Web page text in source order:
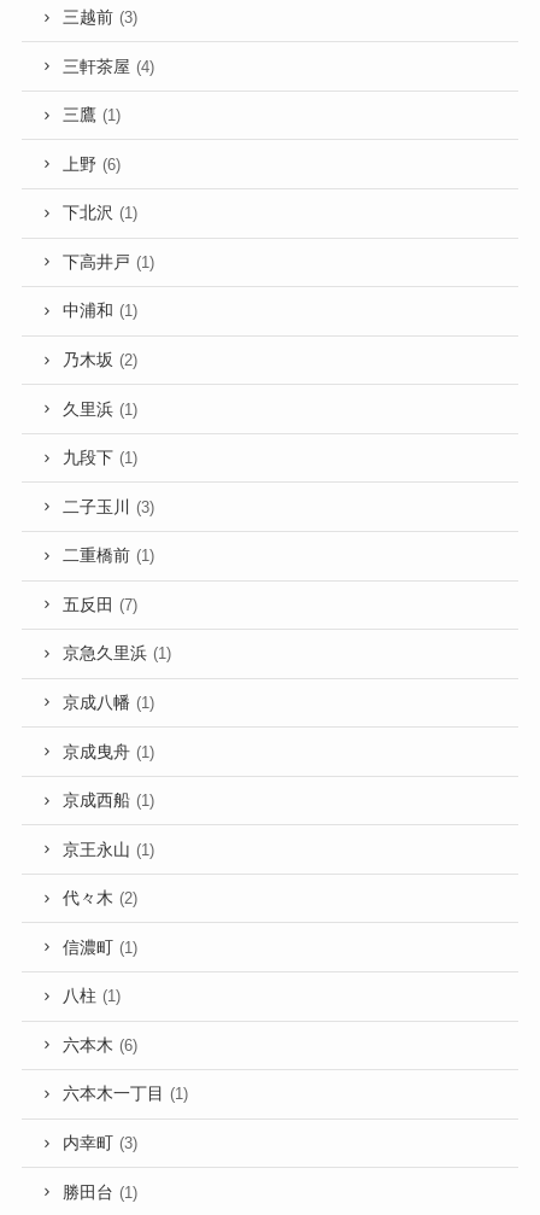
三越前 (3)
三軒茶屋 (4)
三鷹 (1)
上野 (6)
下北沢 (1)
下高井戸 (1)
中浦和 (1)
乃木坂 (2)
久里浜 (1)
九段下 (1)
二子玉川 (3)
二重橋前 (1)
五反田 (7)
京急久里浜 (1)
京成八幡 (1)
京成曳舟 (1)
京成西船 (1)
京王永山 (1)
代々木 (2)
信濃町 (1)
八柱 (1)
六本木 (6)
六本木一丁目 (1)
内幸町 (3)
勝田台 (1)